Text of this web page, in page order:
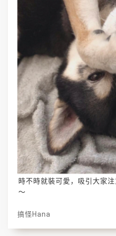
時不時就裝可愛，吸引大家
～
搞怪Hana